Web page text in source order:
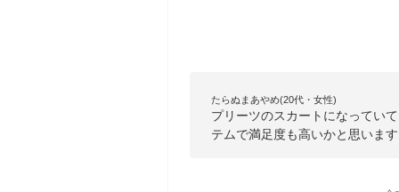
たらぬまあやめ(20代・女性)
プリーツのスカートになってい
テムで満足度も高いかと思います